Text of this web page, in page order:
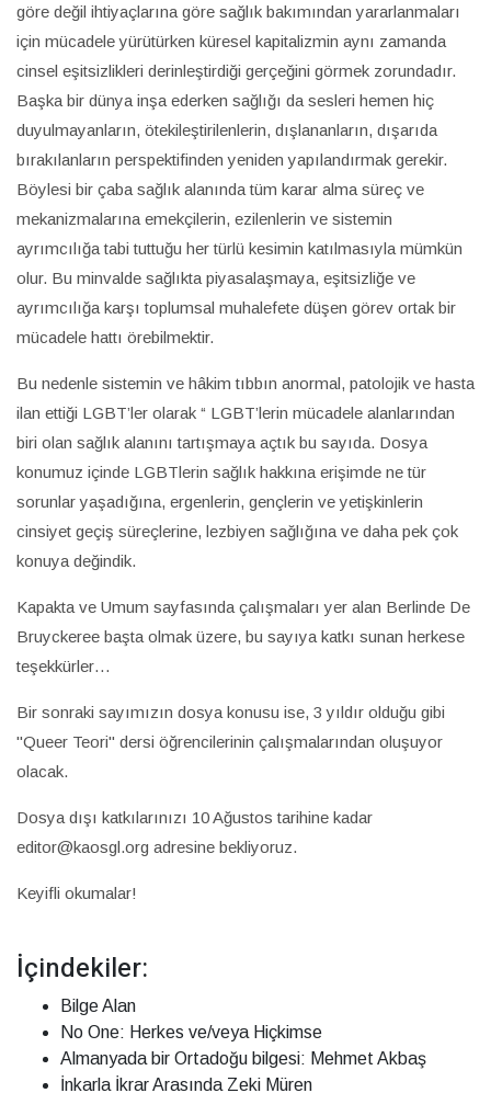
göre değil ihtiyaçlarına göre sağlık bakımından yararlanmaları
için mücadele yürütürken küresel kapitalizmin aynı zamanda
cinsel eşitsizlikleri derinleştirdiği gerçeğini görmek zorundadır.
Başka bir dünya inşa ederken sağlığı da sesleri hemen hiç
duyulmayanların, ötekileştirilenlerin, dışlananların, dışarıda
bırakılanların perspektifinden yeniden yapılandırmak gerekir.
Böylesi bir çaba sağlık alanında tüm karar alma süreç ve
mekanizmalarına emekçilerin, ezilenlerin ve sistemin
ayrımcılığa tabi tuttuğu her türlü kesimin katılmasıyla mümkün
olur. Bu minvalde sağlıkta piyasalaşmaya, eşitsizliğe ve
ayrımcılığa karşı toplumsal muhalefete düşen görev ortak bir
mücadele hattı örebilmektir.
Bu nedenle sistemin ve hâkim tıbbın anormal, patolojik ve hasta
ilan ettiği LGBT’ler olarak “ LGBT’lerin mücadele alanlarından
biri olan sağlık alanını tartışmaya açtık bu sayıda. Dosya
konumuz içinde LGBTlerin sağlık hakkına erişimde ne tür
sorunlar yaşadığına, ergenlerin, gençlerin ve yetişkinlerin
cinsiyet geçiş süreçlerine, lezbiyen sağlığına ve daha pek çok
konuya değindik.
Kapakta ve Umum sayfasında çalışmaları yer alan Berlinde De
Bruyckeree başta olmak üzere, bu sayıya katkı sunan herkese
teşekkürler…
Bir sonraki sayımızın dosya konusu ise, 3 yıldır olduğu gibi
"Queer Teori" dersi öğrencilerinin çalışmalarından oluşuyor
olacak.
Dosya dışı katkılarınızı 10 Ağustos tarihine kadar
editor@kaosgl.org adresine bekliyoruz.
Keyifli okumalar!
İçindekiler:
Bilge Alan
No One: Herkes ve/veya Hiçkimse
Almanyada bir Ortadoğu bilgesi: Mehmet Akbaş
İnkarla İkrar Arasında Zeki Müren